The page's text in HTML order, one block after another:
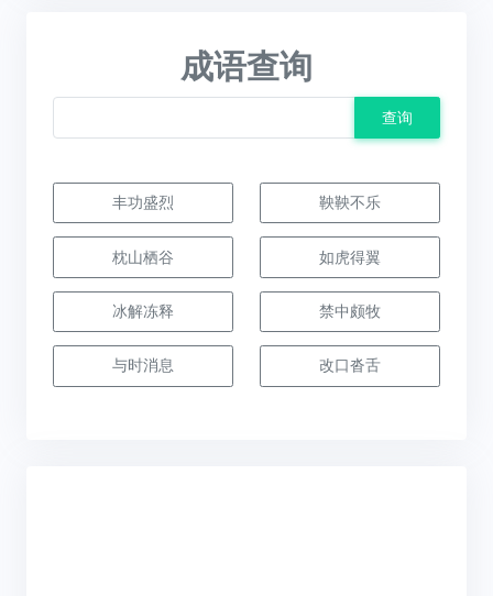
成语查询
查询
丰功盛烈 鞅鞅不乐
枕山栖谷 如虎得翼
冰解冻释 禁中颇牧
与时消息 改口沓舌